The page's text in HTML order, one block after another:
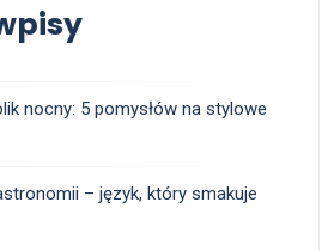
nocny: 5 pomysłów na stylowe
– język, który smakuje